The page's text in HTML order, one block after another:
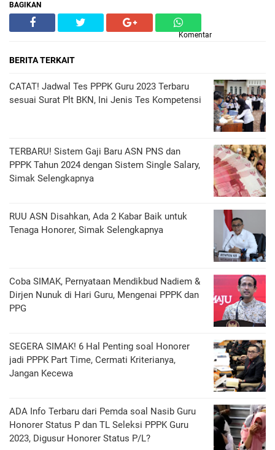
BAGIKAN
Komentar
BERITA TERKAIT
CATAT! Jadwal Tes PPPK Guru 2023 Terbaru
sesuai Surat Plt BKN, Ini Jenis Tes Kompetensi
TERBARU! Sistem Gaji Baru ASN PNS dan
PPPK Tahun 2024 dengan Sistem Single Salary,
Simak Selengkapnya
RUU ASN Disahkan, Ada 2 Kabar Baik untuk
Tenaga Honorer, Simak Selengkapnya
Coba SIMAK, Pernyataan Mendikbud Nadiem &
Dirjen Nunuk di Hari Guru, Mengenai PPPK dan
PPG
SEGERA SIMAK! 6 Hal Penting soal Honorer
jadi PPPK Part Time, Cermati Kriterianya,
Jangan Kecewa
ADA Info Terbaru dari Pemda soal Nasib Guru
Honorer Status P dan TL Seleksi PPPK Guru
2023, Digusur Honorer Status P/L?